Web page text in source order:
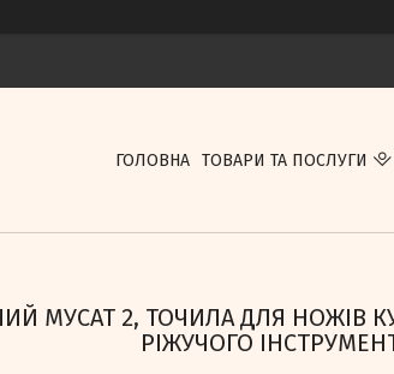
ГОЛОВНА ТОВАРИ ТА ПОСЛУГИ
МУСАТ 2, ТОЧИЛА ДЛЯ НОЖІВ
РІЖУЧОГО